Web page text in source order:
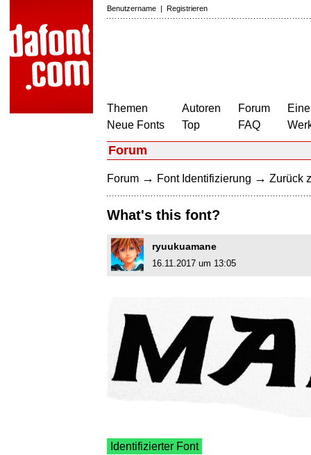
Benutzername | Registrieren
Themen
Neue Fonts
Autoren
Top
Forum
FAQ
Forum
Forum → Font Identifizierung → Zurück
What's this font?
ryuukuamane
16.11.2017 um 13:05
Identifizierter Font